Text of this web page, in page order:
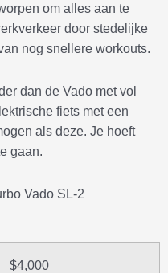
om alles aan te
door stedelijke
nog snellere workouts.
dan de Vado met vol
fiets met een
als deze. Je hoeft
gaan.
$4,000